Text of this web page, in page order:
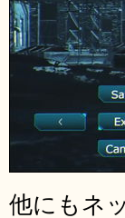
他にもネ